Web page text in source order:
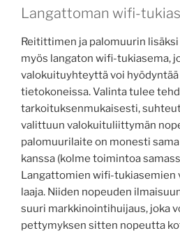
Langattoman wifi-
Reitittimen ja palomuurin lisäksi
myös langaton wifi-tukiasema,
valokuituyhteyttä voi hyödyntää
tietokoneissa. Valinta tulee
tarkoituksenmukaisesti,
valittuun valokuituliittymän
palomuurilaite on monesti
kanssa (kolme toimintoa
Langattomien wifi-tukiasemien
laaja. Niiden nopeuden
suuri markkinointihuijaus, joka
pettymyksen sitten nopeutta